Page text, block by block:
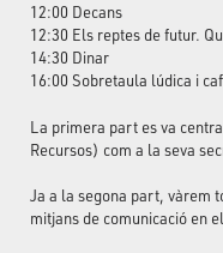
12:00 Decans
12:30 Els reptes de futur.
14:30 Dinar
16:00 Sobretaula lúdica i
La primera part es va
Recursos) com a la seva
Ja a la segona part, vàrem
mitjans de comunicació en